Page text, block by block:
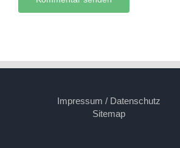
Impressum / Datenschutz
Sitemap